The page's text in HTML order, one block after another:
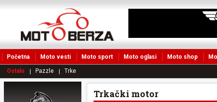
Početna Moto vesti Moto sport Moto oglasi Moto shop
Ostalo Pazzle Trke
Trkački motor